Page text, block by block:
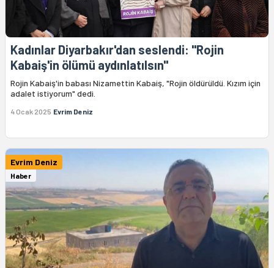
Kadınlar Diyarbakır'dan seslendi: "Rojin
Kabaiş'in ölümü aydınlatılsın"
Rojin Kabaiş'in babası Nizamettin Kabaiş, "Rojin öldürüldü. Kızım için
adalet istiyorum" dedi.
4 Ocak 2025 Evrim Deniz
Evrim Deniz
Haber